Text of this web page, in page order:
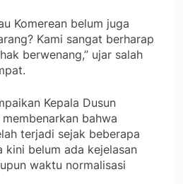
Komerean belum juga
Kami sangat berharap
berwenang,” ujar salah
Kepala Dusun
bahwa
terjadi sejak beberapa
kini belum ada kejelasan
waktu normalisasi